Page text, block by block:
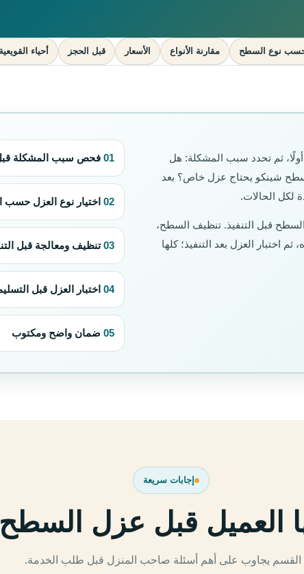
نوع السطح مقارنة الأنواع الأسعار قبل الحجز أحياء القويعية
ثم تحدد سبب المشكلة: هل
شينكو يحتاج عزل خاص؟ بعد
لكل الحالات.
قبل التنفيذ. تنظيف السطح،
اختبار العزل بعد التنفيذ؛ كلها
01فحص سبب المشكلة قبل
02اختيار نوع العزل حسب
03تنظيف ومعالجة قبل
04اختبار العزل قبل
05ضمان واضح ومكتوب
إجابات سريعة
العميل قبل عزل السطح
القسم يجاوب على أهم أسئلة صاحب المنزل قبل طلب الخدمة.